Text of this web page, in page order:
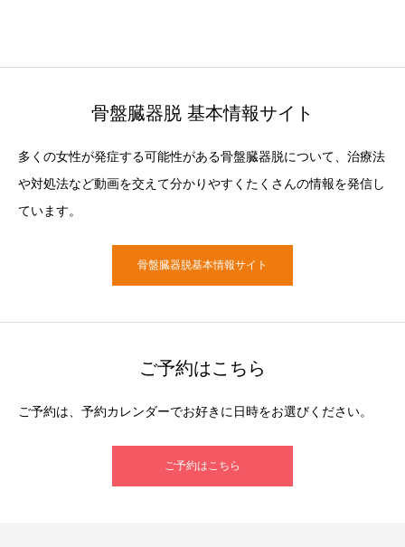
骨盤臓器脱 基本情報サイト
多くの女性が発症する可能性がある骨盤臓器脱について、治療法
や対処法など動画を交えて分かりやすくたくさんの情報を発信し
ています。
骨盤臓器脱基本情報サイト
ご予約はこちら
ご予約は、予約カレンダーでお好きに日時をお選びください。
ご予約はこちら